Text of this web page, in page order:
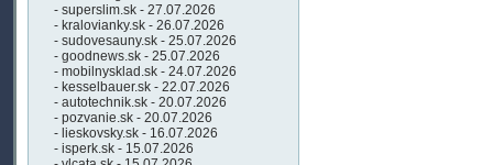
- superslim.sk - 27.07.2026
- kralovianky.sk - 26.07.2026
- sudovesauny.sk - 25.07.2026
- goodnews.sk - 25.07.2026
- mobilnysklad.sk - 24.07.2026
- kesselbauer.sk - 22.07.2026
- autotechnik.sk - 20.07.2026
- pozvanie.sk - 20.07.2026
- lieskovsky.sk - 16.07.2026
- isperk.sk - 15.07.2026